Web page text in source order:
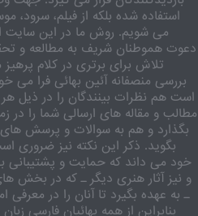
استفاده شده بلکه از فیلم،
می شویم. روش ما در این سایت
دعوت هموطنان شریف به مطالعه و
تلاش برای برتری در کلام
بررسی منصفانه آئین بهائی فرا می
است هم نظرات بینندگان را در ذیل
مطالب و مقاله های ارسالی شما را در
بگذارد و هم به سوالات و پرسش
بگوید. ذکر این نکته نیز ضروری
خود می داند که حمایت و پشتیبانی
و نیز آثار هنری دیگر ـ که در
ـ به عهده بگیرد تا آنان را در معرفی
بنابراین از همه بهائیان فارسی